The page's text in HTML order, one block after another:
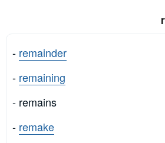
- remainder
- remaining
- remains
- remake